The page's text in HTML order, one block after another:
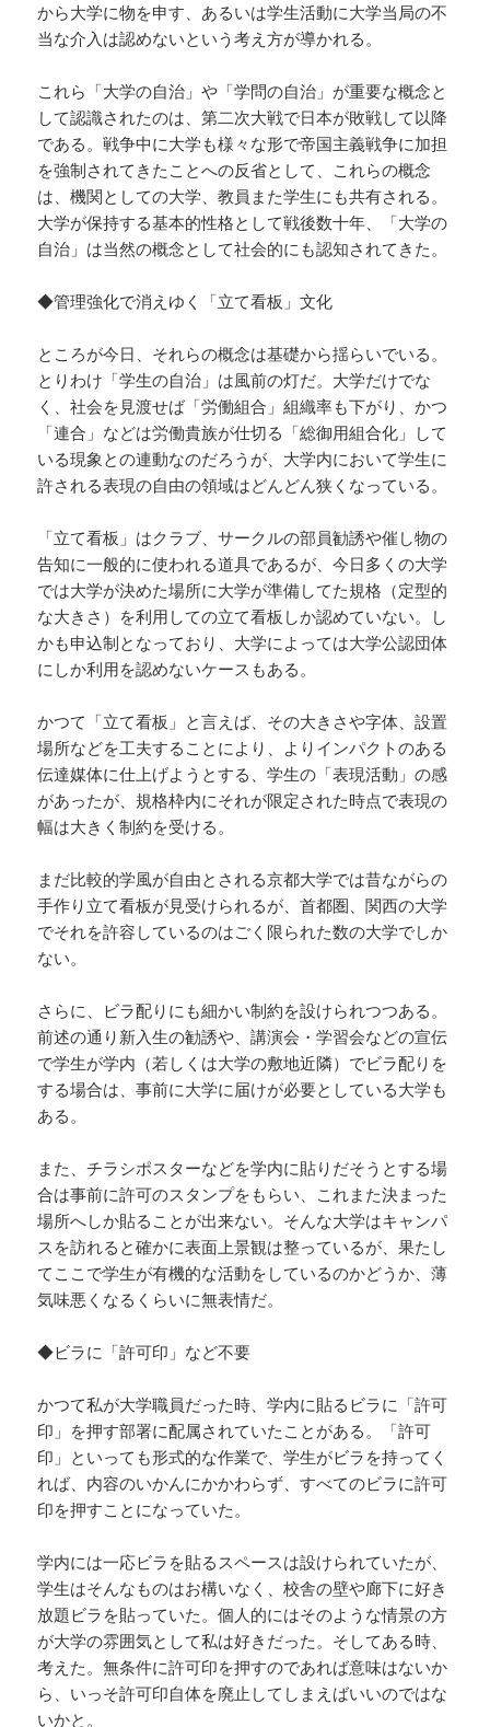
から大学に物を申す、あるいは学生活動に大学当局の不
当な介入は認めないという考え方が導かれる。
これら「大学の自治」や「学問の自治」が重要な概念と
して認識されたのは、第二次大戦で日本が敗戦して以降
である。戦争中に大学も様々な形で帝国主義戦争に加担
を強制されてきたことへの反省として、これらの概念
は、機関としての大学、教員また学生にも共有される。
大学が保持する基本的性格として戦後数十年、「大学の
自治」は当然の概念として社会的にも認知されてきた。
◆管理強化で消えゆく「立て看板」文化
ところが今日、それらの概念は基礎から揺らいでいる。
とりわけ「学生の自治」は風前の灯だ。大学だけでな
く、社会を見渡せば「労働組合」組織率も下がり、かつ
「連合」などは労働貴族が仕切る「総御用組合化」して
いる現象との連動なのだろうが、大学内において学生に
許される表現の自由の領域はどんどん狭くなっている。
「立て看板」はクラブ、サークルの部員勧誘や催し物の
告知に一般的に使われる道具であるが、今日多くの大学
では大学が決めた場所に大学が準備してた規格（定型的
な大きさ）を利用しての立て看板しか認めていない。し
かも申込制となっており、大学によっては大学公認団体
にしか利用を認めないケースもある。
かつて「立て看板」と言えば、その大きさや字体、設置
場所などを工夫することにより、よりインパクトのある
伝達媒体に仕上げようとする、学生の「表現活動」の感
があったが、規格枠内にそれが限定された時点で表現の
幅は大きく制約を受ける。
まだ比較的学風が自由とされる京都大学では昔ながらの
手作り立て看板が見受けられるが、首都圏、関西の大学
でそれを許容しているのはごく限られた数の大学でしか
ない。
さらに、ビラ配りにも細かい制約を設けられつつある。
前述の通り新入生の勧誘や、講演会・学習会などの宣伝
で学生が学内（若しくは大学の敷地近隣）でビラ配りを
する場合は、事前に大学に届けが必要としている大学も
ある。
また、チラシポスターなどを学内に貼りだそうとする場
合は事前に許可のスタンプをもらい、これまた決まった
場所へしか貼ることが出来ない。そんな大学はキャンパ
スを訪れると確かに表面上景観は整っているが、果たし
てここで学生が有機的な活動をしているのかどうか、薄
気味悪くなるくらいに無表情だ。
◆ビラに「許可印」など不要
かつて私が大学職員だった時、学内に貼るビラに「許可
印」を押す部署に配属されていたことがある。「許可
印」といっても形式的な作業で、学生がビラを持ってく
れば、内容のいかんにかかわらず、すべてのビラに許可
印を押すことになっていた。
学内には一応ビラを貼るスペースは設けられていたが、
学生はそんなものはお構いなく、校舎の壁や廊下に好き
放題ビラを貼っていた。個人的にはそのような情景の方
が大学の雰囲気として私は好きだった。そしてある時、
考えた。無条件に許可印を押すのであれば意味はないか
ら、いっそ許可印自体を廃止してしまえばいいのではな
いかと。